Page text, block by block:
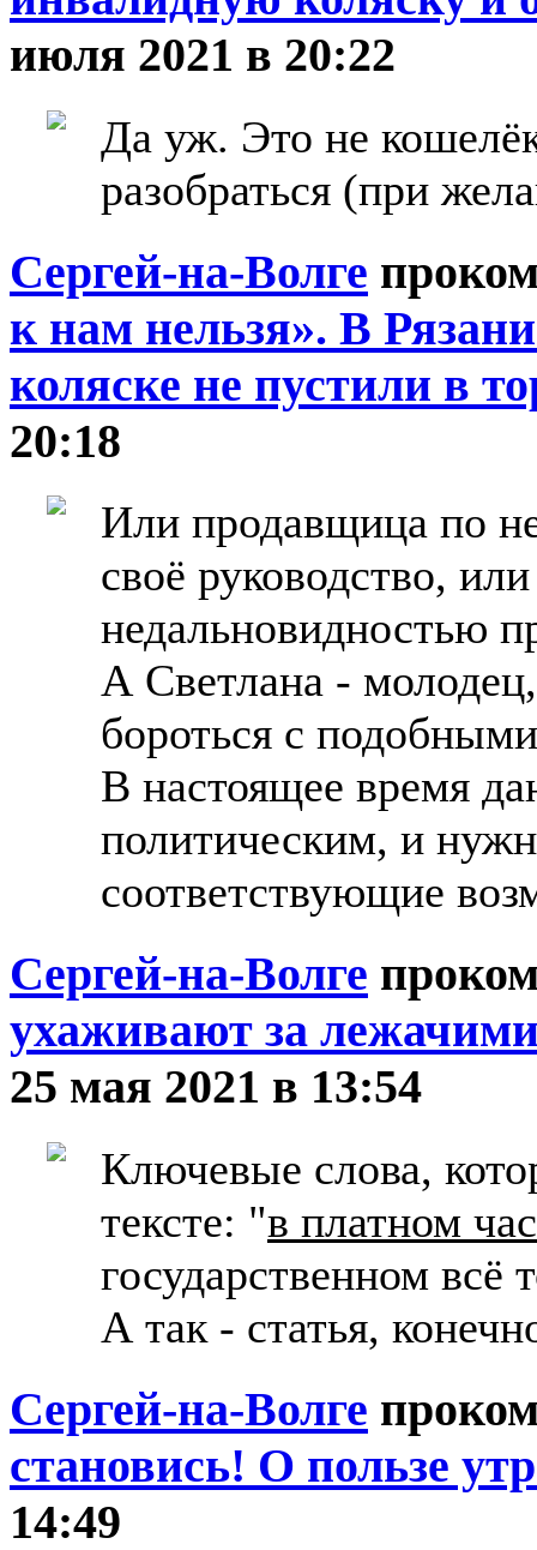
июля 2021 в 20:22
Да уж. Это не
разобраться (при
Сергей-на-Волге
к нам нельзя». В
коляске не пустили в
20:18
Или продавщица по
своё руководство,
недальновидностью
А Светлана -
бороться с
В настоящее время
политическим, и
соответствующие
Сергей-на-Волге
ухаживают за
25 мая 2021 в 13:54
Ключевые слова,
тексте: "в платном
государственном всё
А так - статья,
Сергей-на-Волге
становись! О пользе
14:49